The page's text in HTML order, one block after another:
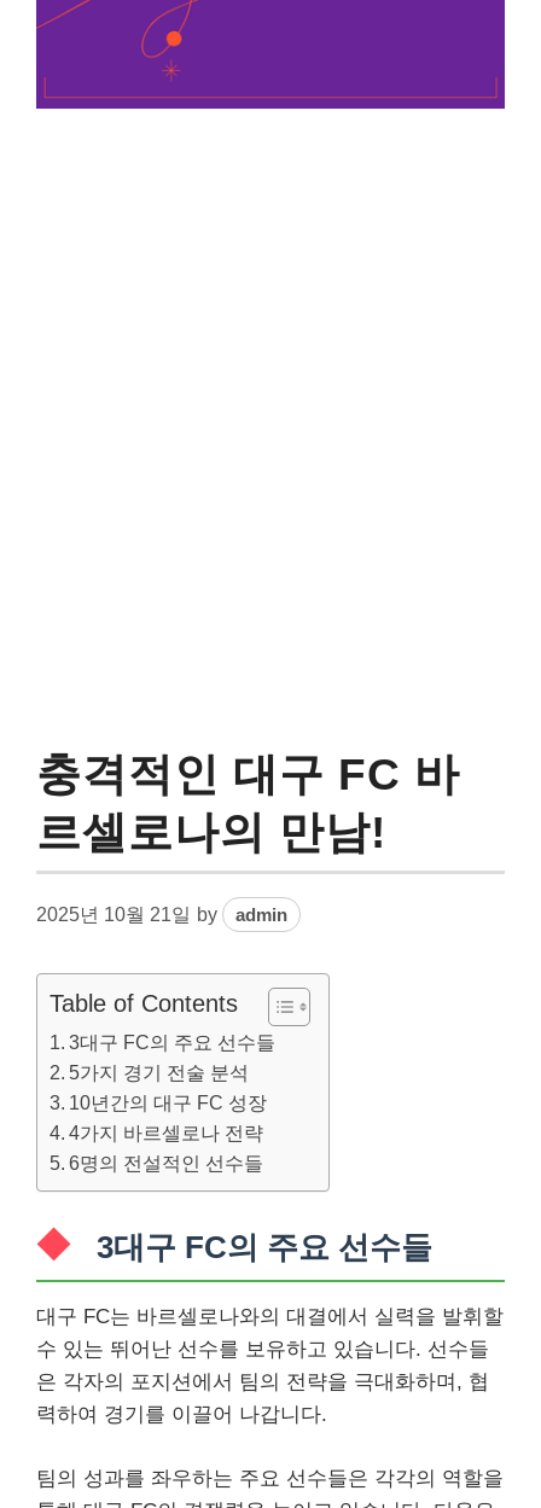
충격적인 대구 FC 바
르셀로나의 만남!
2025년 10월 21일 by admin
Table of Contents
3대구 FC의 주요 선수들
5가지 경기 전술 분석
10년간의 대구 FC 성장
4가지 바르셀로나 전략
6명의 전설적인 선수들
3대구 FC의 주요 선수들
대구 FC는 바르셀로나와의 대결에서 실력을 발휘할
수 있는 뛰어난 선수를 보유하고 있습니다. 선수들
은 각자의 포지션에서 팀의 전략을 극대화하며, 협
력하여 경기를 이끌어 나갑니다.
팀의 성과를 좌우하는 주요 선수들은 각각의 역할을